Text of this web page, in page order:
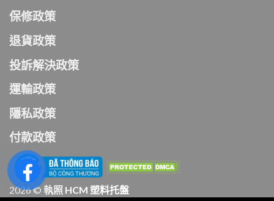
保修政策
退貨政策
投訴解決政策
運輸政策
隱私政策
付款政策
2026 © 執照 HCM 塑料托盤